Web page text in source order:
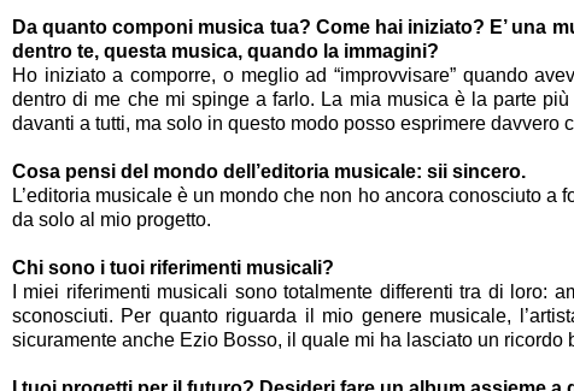
Da quanto componi musica tua? Come hai iniziato? E’ una
dentro te, questa musica, quando la immagini?
Ho iniziato a comporre, o meglio ad “improvvisare” quando
dentro di me che mi spinge a farlo. La mia musica è la parte
davanti a tutti, ma solo in questo modo posso esprimere davvero
Cosa pensi del mondo dell’editoria musicale: sii sincero.
L’editoria musicale è un mondo che non ho ancora conosciuto
da solo al mio progetto.
Chi sono i tuoi riferimenti musicali?
I miei riferimenti musicali sono totalmente differenti tra di loro:
sconosciuti. Per quanto riguarda il mio genere musicale,
sicuramente anche Ezio Bosso, il quale mi ha lasciato un